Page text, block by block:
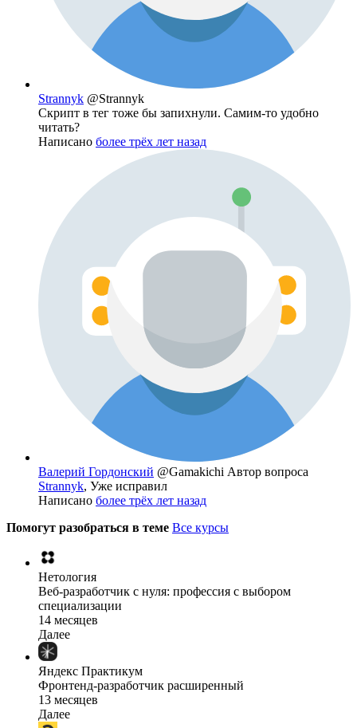
Strannyk @Strannyk
Скрипт в тег тоже бы запихнули. Самим-то удобно
читать?
Написано более трёх лет назад
Валерий Гордонский @Gamakichi Автор вопроса
Strannyk, Уже исправил
Написано более трёх лет назад
Помогут разобраться в теме Все курсы
Нетология
Веб-разработчик с нуля: профессия с выбором
специализации
14 месяцев
Далее
Яндекс Практикум
Фронтенд-разработчик расширенный
13 месяцев
Далее